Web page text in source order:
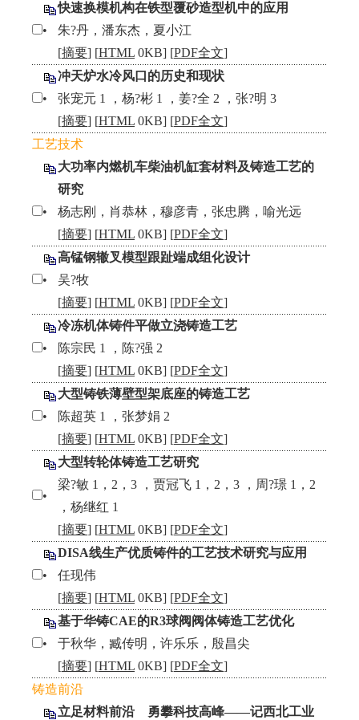
快速换模机构在铁型覆砂造型机中的应用
•
朱?丹，潘东杰，夏小江
[摘要] [HTML 0KB] [PDF全文]
冲天炉水冷风口的历史和现状
•
张宠元 1 ，杨?彬 1 ，姜?全 2 ，张?明 3
[摘要] [HTML 0KB] [PDF全文]
工艺技术
大功率内燃机车柴油机缸套材料及铸造工艺的
研究
•
杨志刚，肖恭林，穆彦青，张忠腾，喻光远
[摘要] [HTML 0KB] [PDF全文]
高锰钢辙叉模型跟趾端成组化设计
•
吴?牧
[摘要] [HTML 0KB] [PDF全文]
冷冻机体铸件平做立浇铸造工艺
•
陈宗民 1 ，陈?强 2
[摘要] [HTML 0KB] [PDF全文]
大型铸铁薄壁型架底座的铸造工艺
•
陈超英 1 ，张梦娟 2
[摘要] [HTML 0KB] [PDF全文]
大型转轮体铸造工艺研究
•
梁?敏 1，2，3 ，贾冠飞 1，2，3 ，周?璟 1，2
，杨继红 1
[摘要] [HTML 0KB] [PDF全文]
DISA线生产优质铸件的工艺技术研究与应用
•
任现伟
[摘要] [HTML 0KB] [PDF全文]
基于华铸CAE的R3球阀阀体铸造工艺优化
•
于秋华，臧传明，许乐乐，殷昌尖
[摘要] [HTML 0KB] [PDF全文]
铸造前沿
立足材料前沿 勇攀科技高峰——记西北工业